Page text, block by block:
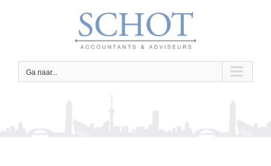
Ga naar...